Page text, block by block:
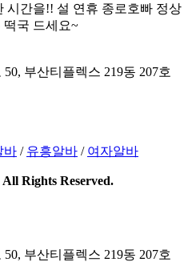
시간을!! 설 연휴 종로호빠 정상
떡국 드세요~
부산티플렉스 219동 207호
바 / 유흥알바 / 여자알바
Rights Reserved.
부산티플렉스 219동 207호